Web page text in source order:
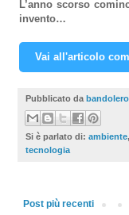
L’anno scorso
invento…
Vai all'articolo
Pubblicato da bandolero
Si è parlato di: ambiente,
tecnologia
Post più recenti